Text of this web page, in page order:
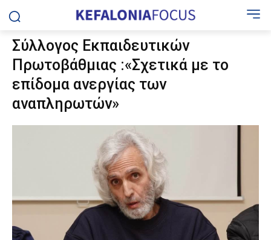
Σύλλογος Εκπαιδευτικών
Πρωτοβάθμιας :«Σχετικά με το
επίδομα ανεργίας των
αναπληρωτών»